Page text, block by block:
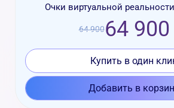
Очки виртуальной
64 90064
Купить в один
Добавить в